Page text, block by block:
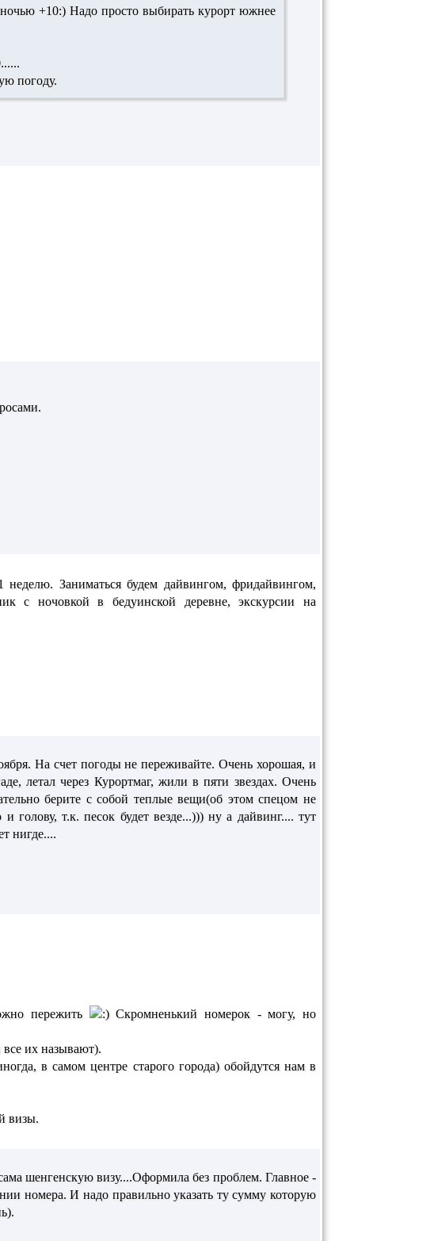
+10:) Надо просто выбирать курорт южнее
погоду.
Заниматься будем дайвингом, фридайвингом,
с ночовкой в бедуинской деревне, экскурсии на
На счет погоды не переживайте. Очень хорошая, и
летал через Курортмаг, жили в пяти звездах. Очень
берите с собой теплые вещи(об этом спецом не
голову, т.к. песок будет везде...))) ну а дайвинг.... тут
нигде....
пережить
Скромненький номерок - могу, но
их называют).
в самом центре старого города) обойдутся нам в
визы.
шенгенскую визу....Оформила без проблем. Главное -
номера. И надо правильно указать ту сумму которую